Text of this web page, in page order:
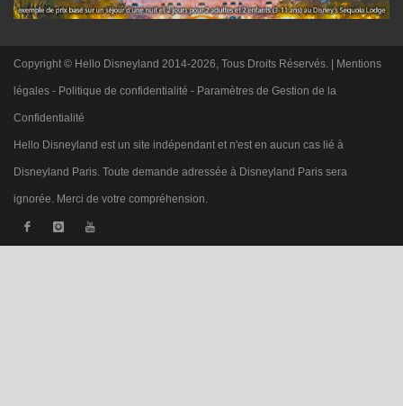
Copyright © Hello Disneyland 2014-2026, Tous Droits Réservés. | Mentions
légales - Politique de confidentialité - Paramètres de Gestion de la
Confidentialité
Hello Disneyland est un site indépendant et n'est en aucun cas lié à
Disneyland Paris. Toute demande adressée à Disneyland Paris sera
ignorée. Merci de votre compréhension.